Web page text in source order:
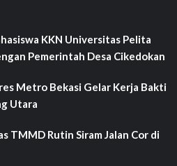
KKN Universitas Pelita
Pemerintah Desa Cikedokan
Metro Bekasi Gelar Kerja Bakti
Utara
TMMD Rutin Siram Jalan Cor di